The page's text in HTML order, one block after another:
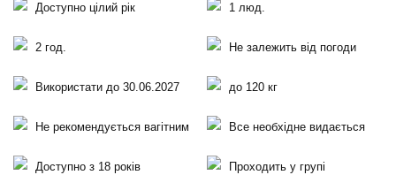
Доступно цілий рік 1 люд.
2 год. Не залежить від погоди
Використати до 30.06.2027 до 120 кг
Не рекомендується вагітним Все необхідне видається
Доступно з 18 років Проходить у групі